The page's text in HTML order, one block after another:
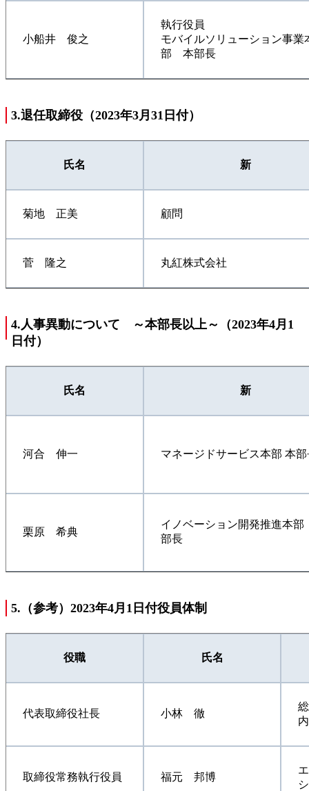
小船井 俊之
執行役員
モバイルソリューション事業
部 本部長
3.退任取締役（2023年3月31日付）
氏名 新
菊地 正美 顧問
菅 隆之 丸紅株式会社
4.人事異動について ～本部長以上～（2023年4月1
日付）
氏名 新
河合 伸一 マネージドサービス本部 本部
栗原 希典
イノベーション開発推進本
部長
5.（参考）2023年4月1日付役員体制
役職 氏名
代表取締役社長 小林 徹
取締役常務執行役員 福元 邦博